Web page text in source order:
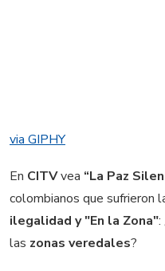
via GIPHY
En CITVvea “La Paz
colombianos que sufrieron
ilegalidad y "En la Zona":
las zonas veredales?